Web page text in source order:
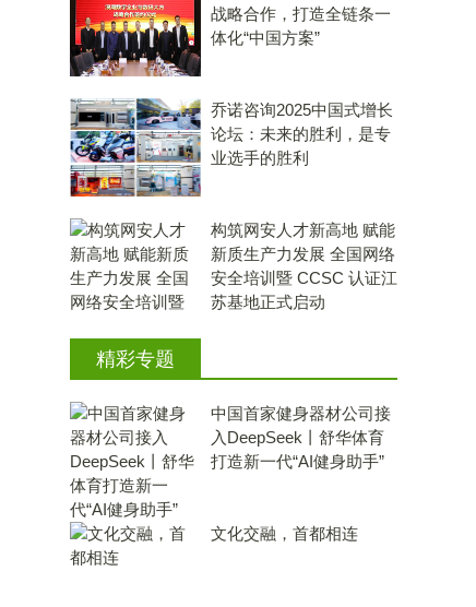
战略合作，打造全链条一
体化“中国方案”
乔诺咨询2025中国式增长
论坛：未来的胜利，是专
业选手的胜利
构筑网安人才新高地 赋能
新质生产力发展 全国网络
安全培训暨 CCSC 认证江
苏基地正式启动
精彩专题
中国首家健身器材公司接
入DeepSeek丨舒华体育
打造新一代“AI健身助手”
文化交融，首都相连